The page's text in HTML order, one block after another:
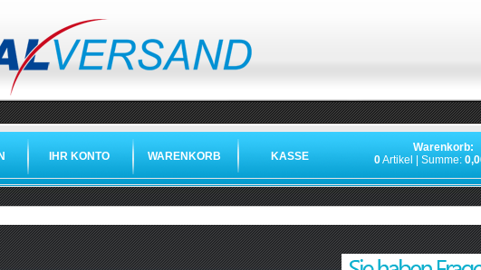
IHR KONTO WARENKORB KASSE
Warenkorb:
0Artikel | Summe: